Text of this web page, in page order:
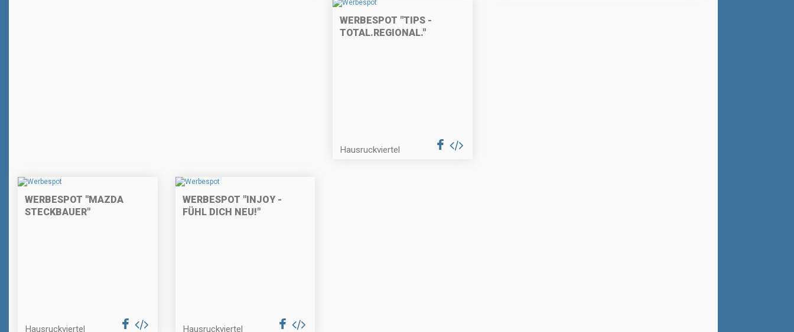
WERBESPOT "TIPS -
TOTAL.REGIONAL."
Hausruckviertel
WERBESPOT "MAZDA
STECKBAUER"
Hausruckviertel
WERBESPOT "INJOY -
FÜHL DICH NEU!"
Hausruckviertel